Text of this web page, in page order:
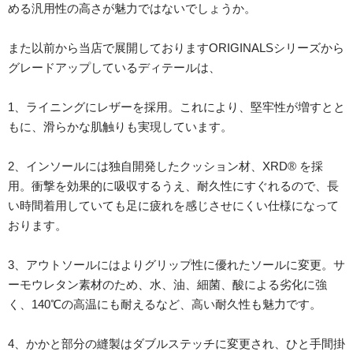
める汎用性の高さが魅力ではないでしょうか。
また以前から当店で展開しておりますORIGINALSシリーズから
グレードアップしているディテールは、
1、ライニングにレザーを採用。これにより、堅牢性が増すとと
もに、滑らかな肌触りも実現しています。
2、インソールには独自開発したクッション材、XRD® を採
用。衝撃を効果的に吸収するうえ、耐久性にすぐれるので、長
い時間着用していても足に疲れを感じさせにくい仕様になって
おります。
3、アウトソールにはよりグリップ性に優れたソールに変更。サ
ーモウレタン素材のため、水、油、細菌、酸による劣化に強
く、140℃の高温にも耐えるなど、高い耐久性も魅力です。
4、かかと部分の縫製はダブルステッチに変更され、ひと手間掛